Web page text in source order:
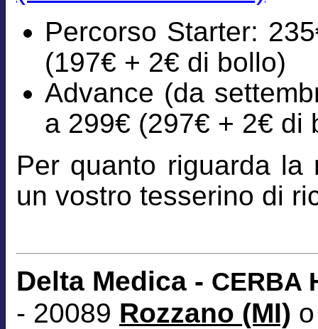
Percorso Starter:
(197€ + 2€ di bollo)
Advance (da
a 299€ (297€ + 2€ di
Per quanto riguarda la
un vostro tesserino di
Delta Medica - CERBA
- 20089 Rozzano (MI)